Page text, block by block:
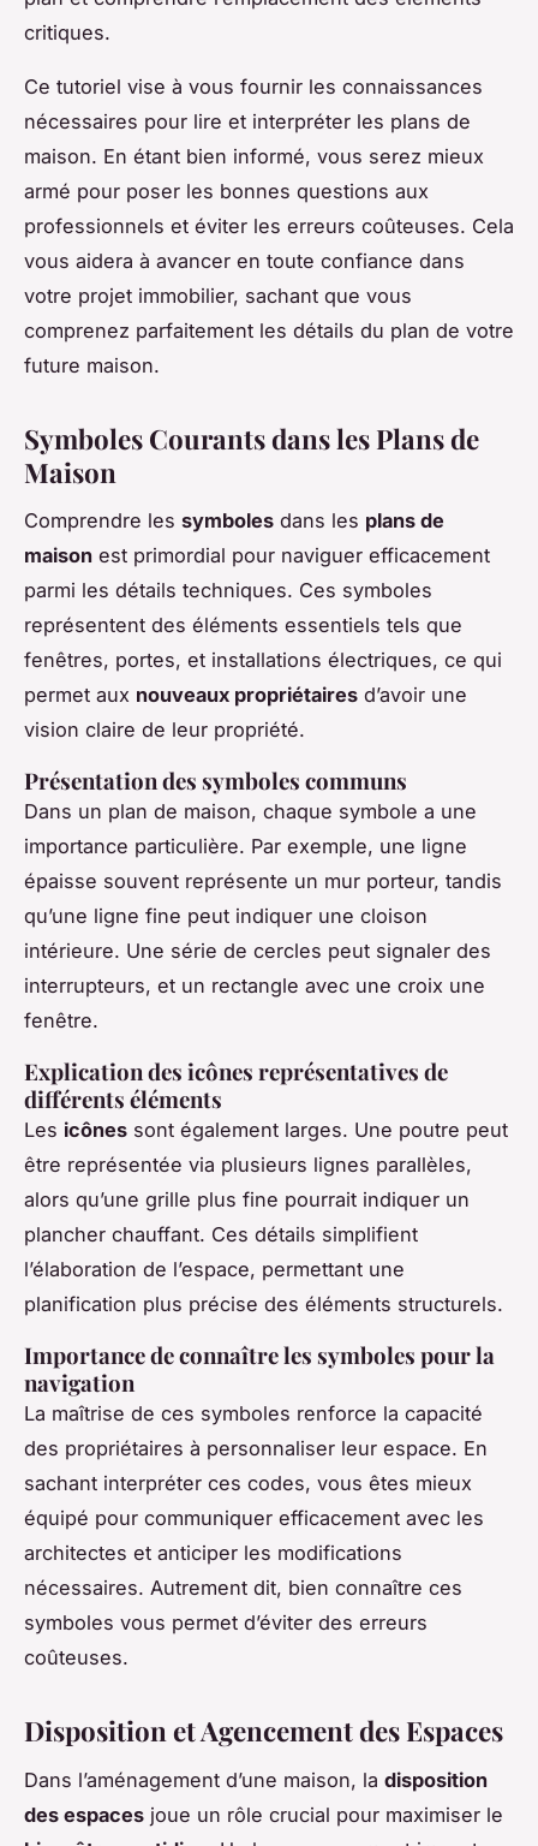
critiques.
Ce tutoriel vise à vous fournir les connaissances
nécessaires pour lire et interpréter les plans de
maison. En étant bien informé, vous serez mieux
armé pour poser les bonnes questions aux
professionnels et éviter les erreurs coûteuses. Cela
vous aidera à avancer en toute confiance dans
votre projet immobilier, sachant que vous
comprenez parfaitement les détails du plan de votre
future maison.
Symboles Courants dans les Plans de
Maison
Comprendre les symboles dans les plans de
maison est primordial pour naviguer efficacement
parmi les détails techniques. Ces symboles
représentent des éléments essentiels tels que
fenêtres, portes, et installations électriques, ce qui
permet aux nouveaux propriétaires d’avoir une
vision claire de leur propriété.
Présentation des symboles communs
Dans un plan de maison, chaque symbole a une
importance particulière. Par exemple, une ligne
épaisse souvent représente un mur porteur, tandis
qu’une ligne fine peut indiquer une cloison
intérieure. Une série de cercles peut signaler des
interrupteurs, et un rectangle avec une croix une
fenêtre.
Explication des icônes représentatives de
différents éléments
Les icônes sont également larges. Une poutre peut
être représentée via plusieurs lignes parallèles,
alors qu’une grille plus fine pourrait indiquer un
plancher chauffant. Ces détails simplifient
l’élaboration de l’espace, permettant une
planification plus précise des éléments structurels.
Importance de connaître les symboles pour la
navigation
La maîtrise de ces symboles renforce la capacité
des propriétaires à personnaliser leur espace. En
sachant interpréter ces codes, vous êtes mieux
équipé pour communiquer efficacement avec les
architectes et anticiper les modifications
nécessaires. Autrement dit, bien connaître ces
symboles vous permet d’éviter des erreurs
coûteuses.
Disposition et Agencement des Espaces
Dans l’aménagement d’une maison, la disposition
des espaces joue un rôle crucial pour maximiser le